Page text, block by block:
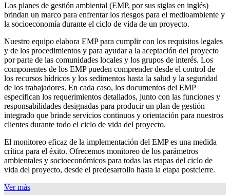
Los planes de gestión ambiental (EMP, por sus siglas en inglés)
brindan un marco para enfrentar los riesgos para el medioambiente y
la socioeconomía durante el ciclo de vida de un proyecto.
Nuestro equipo elabora EMP para cumplir con los requisitos legales
y de los procedimientos y para ayudar a la aceptación del proyecto
por parte de las comunidades locales y los grupos de interés. Los
componentes de los EMP pueden comprender desde el control de
los recursos hídricos y los sedimentos hasta la salud y la seguridad
de los trabajadores. En cada caso, los documentos del EMP
especifican los requerimientos detallados, junto con las funciones y
responsabilidades designadas para producir un plan de gestión
integrado que brinde servicios continuos y orientación para nuestros
clientes durante todo el ciclo de vida del proyecto.
El monitoreo eficaz de la implementación del EMP es una medida
crítica para el éxito. Ofrecemos monitoreo de los parámetros
ambientales y socioeconómicos para todas las etapas del ciclo de
vida del proyecto, desde el predesarrollo hasta la etapa postcierre.
Ver más